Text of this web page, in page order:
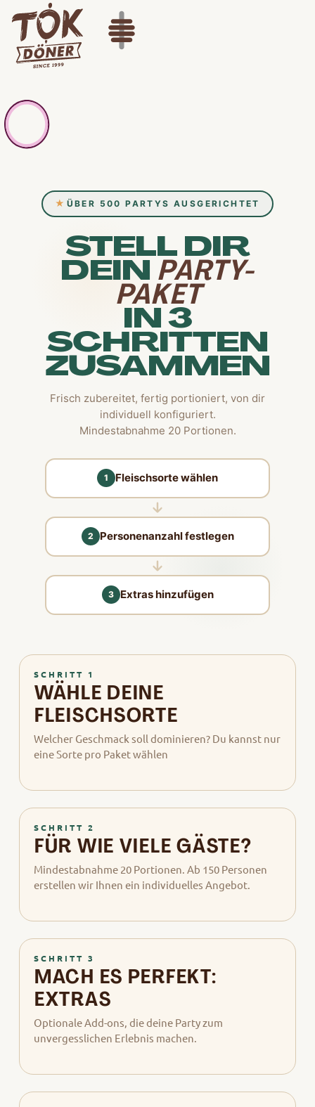
ÜBER 500 PARTYS AUSGERICHTET
STELL DIR
DEIN PARTY-
PAKET
IN 3
SCHRITTEN
ZUSAMMEN
Frisch zubereitet, fertig portioniert, von dir
individuell konfiguriert.
Mindestabnahme 20 Portionen.
1 Fleischsorte wählen
2 Personenanzahl festlegen
3 Extras hinzufügen
SCHRITT 1
WÄHLE DEINE
FLEISCHSORTE
Welcher Geschmack soll dominieren? Du kannst nur
eine Sorte pro Paket wählen
SCHRITT 2
FÜR WIE VIELE GÄSTE?
Mindestabnahme 20 Portionen. Ab 150 Personen
erstellen wir Ihnen ein individuelles Angebot.
SCHRITT 3
MACH ES PERFEKT:
EXTRAS
Optionale Add-ons, die deine Party zum
unvergesslichen Erlebnis machen.